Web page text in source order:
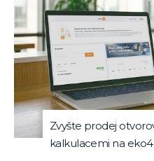
Zvyšte prodej
kalkulacemi na